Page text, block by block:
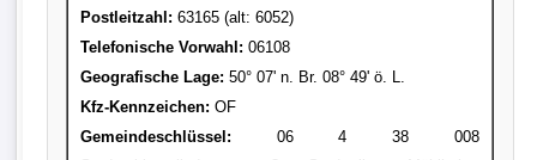
Postleitzahl: 63165 (alt: 6052)
Telefonische Vorwahl: 06108
Geografische Lage: 50° 07' n. Br. 08° 49' ö. L.
Kfz-Kennzeichen: OF
Gemeindeschlüssel: 06 4 38 008